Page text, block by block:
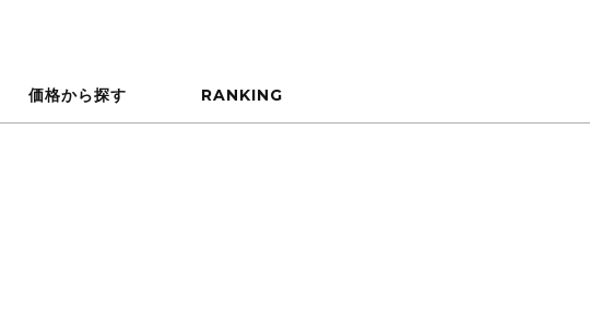
価格から探す RANKING